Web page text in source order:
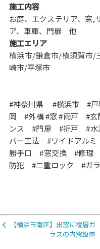
施工内容
お庭、エクステリア、窓,
ア、車庫、門扉 他
施工エリア
横浜市/鎌倉市/横須賀市/
崎市/平塚市
#神奈川県 #横浜市 #
岡 #外構 #窓 #雨戸 #
ンス #門扉 #折戸 #水
バー工法 #ワイドアル
勝手口 #窓交換 #修
防犯 #二重ロック #ガ
【横浜市南区】出窓に複層ガ
ラスの内窓設置